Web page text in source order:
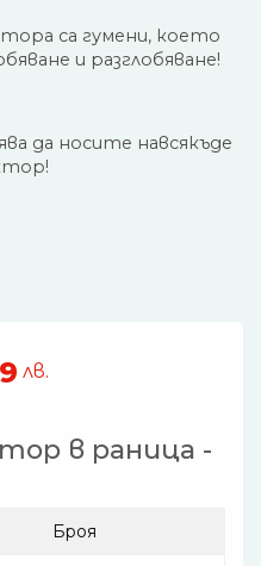
са гумени, което
и разглобяване!
да носите навсякъде
лв.
в раница -
Броя